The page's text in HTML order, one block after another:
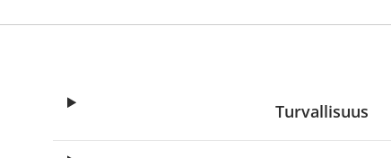
Turvallisuus